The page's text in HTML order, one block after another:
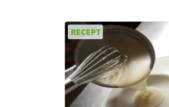
RECEPT